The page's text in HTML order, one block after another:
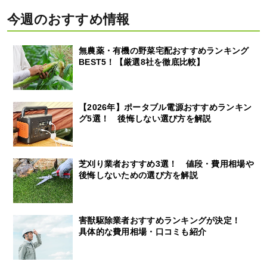
今週のおすすめ情報
無農薬・有機の野菜宅配おすすめランキング
BEST5！【厳選8社を徹底比較】
【2026年】ポータブル電源おすすめランキン
グ5選！ 後悔しない選び方を解説
芝刈り業者おすすめ3選！ 値段・費用相場や
後悔しないための選び方を解説
害獣駆除業者おすすめランキングが決定！
具体的な費用相場・口コミも紹介